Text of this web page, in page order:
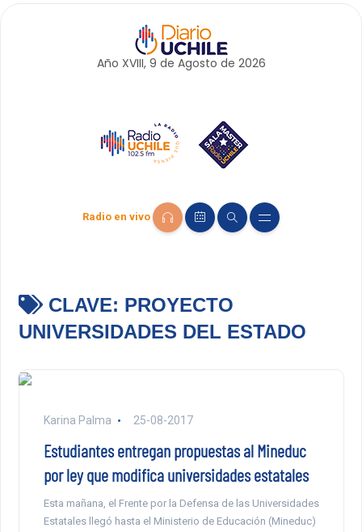
Año XVIII, 9 de Agosto de 2026
Radio en vivo
CLAVE: PROYECTO
UNIVERSIDADES DEL ESTADO
Karina Palma 25-08-2017
Estudiantes entregan propuestas al Mineduc
por ley que modifica universidades estatales
Esta mañana, el Frente por la Defensa de las Universidades
Estatales llegó hasta el Ministerio de Educación (Mineduc)